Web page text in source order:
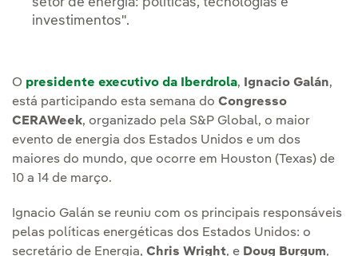
setor de energia: políticas, tecnologias e
investimentos".
O presidente executivo da Iberdrola, Ignacio Galán,
está participando esta semana do Congresso
CERAWeek, organizado pela S&P Global, o maior
evento de energia dos Estados Unidos e um dos
maiores do mundo, que ocorre em Houston (Texas) de
10 a 14 de março.
Ignacio Galán se reuniu com os principais responsáveis
pelas políticas energéticas dos Estados Unidos: o
secretário de Energia, Chris Wright, e Doug Burgum,